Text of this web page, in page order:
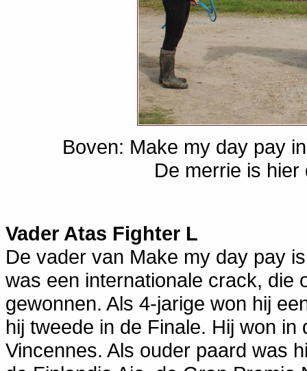
Boven: Make my day pay
De merrie is
Vader Atas Fighter L
De vader van Make my day pay
was een internationale crack, die
gewonnen. Als 4-jarige won hij
hij tweede in de Finale. Hij won
Vincennes. Als ouder paard was